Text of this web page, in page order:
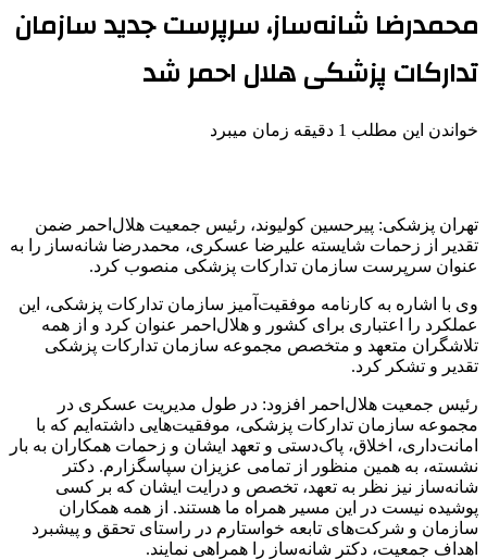
محمدرضا شانه‌ساز، سرپرست جدید سازمان
تدارکات پزشکی هلال احمر شد
خواندن این مطلب 1 دقیقه زمان میبرد
تهران پزشکی: پیرحسین کولیوند، رئیس جمعیت هلال‌احمر ضمن
تقدیر از زحمات شایسته علیرضا عسکری، محمدرضا شانه‌ساز را به
عنوان سرپرست سازمان تدارکات پزشکی منصوب کرد.
وی با اشاره به کارنامه موفقیت‌آمیز سازمان تدارکات پزشکی، این
عملکرد را اعتباری برای کشور و هلال‌احمر عنوان کرد و از همه
تلاشگران متعهد و متخصص مجموعه سازمان تدارکات پزشکی
تقدیر و تشکر کرد.
رئیس جمعیت هلال‌احمر افزود: در طول مدیریت عسکری در
مجموعه سازمان تدارکات پزشکی، موفقیت‌هایی داشته‌ایم که با
امانت‌داری، اخلاق، پاک‌دستی و تعهد ایشان و زحمات همکاران به بار
نشسته، به همین منظور از تمامی عزیزان سپاسگزارم. دکتر
شانه‌ساز نیز نظر به تعهد، تخصص و درایت ایشان که بر کسی
پوشیده نیست در این مسیر همراه ما هستند. از همه همکاران
سازمان و شرکت‌های تابعه خواستارم در راستای تحقق و پیشبرد
اهداف جمعیت، دکتر شانه‌ساز را همراهی نمایند.